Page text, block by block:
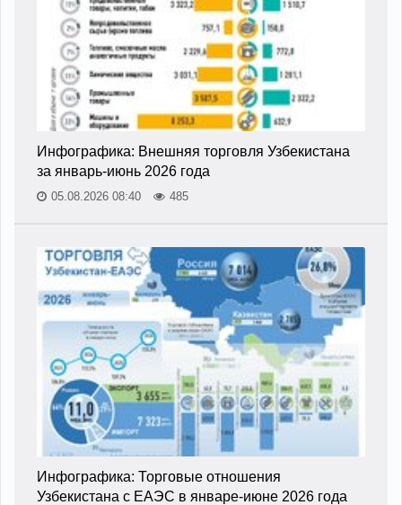
Инфографика: Внешняя торговля Узбекистана
за январь-июнь 2026 года
05.08.2026 08:40 485
Инфографика: Торговые отношения
Узбекистана с ЕАЭС в январе-июне 2026 года